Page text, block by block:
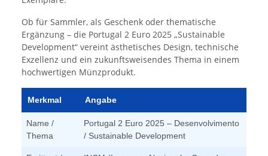
Ob für Sammler, als Geschenk oder thematische
Ergänzung – die Portugal 2 Euro 2025 „Sustainable
Development“ vereint ästhetisches Design, technische
Exzellenz und ein zukunftsweisendes Thema in einem
hochwertigen Münzprodukt.
Merkmal Angabe
Name /
Thema
Portugal 2 Euro 2025 – Desenvolvimento
/ Sustainable Development